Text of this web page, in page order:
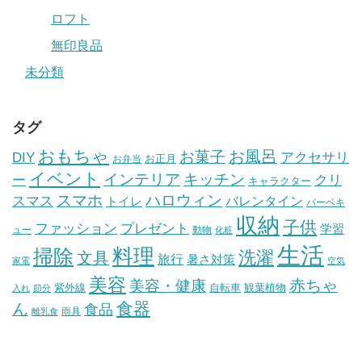
ロフト
無印良品
未分類
タグ
DIY おもちゃ お弁当 お正月 お菓子 お風呂 アクセサリ
ー イベント インテリア キッチン キャラクター クリ
スマス スマホ トイレ ハロウィン バレンタイン バーベキ
ュー ファッション プレゼント 動物 化粧 収納 子供 学習
家電 掃除 文具料理 旅行 暑さ対策 洗濯 生活 空気
入れ 節分 紫外線 美容 美容・健康 自転車 観葉植物 赤ちゃ
ん 離乳食 雨具 食品 食器